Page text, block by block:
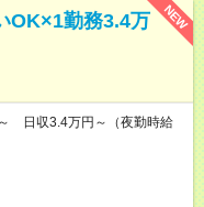
NEW
OK×1勤務3.4万
日収3.4万円～（夜勤時給